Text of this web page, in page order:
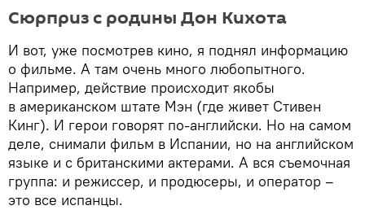
Сюрприз с родины Дон Кихота
И вот, уже посмотрев кино, я поднял информацию
о фильме. А там очень много любопытного.
Например, действие происходит якобы
в американском штате Мэн (где живет Стивен
Кинг). И герои говорят по-английски. Но на самом
деле, снимали фильм в Испании, но на английском
языке и с британскими актерами. А вся съемочная
группа: и режиссер, и продюсеры, и оператор –
это все испанцы.